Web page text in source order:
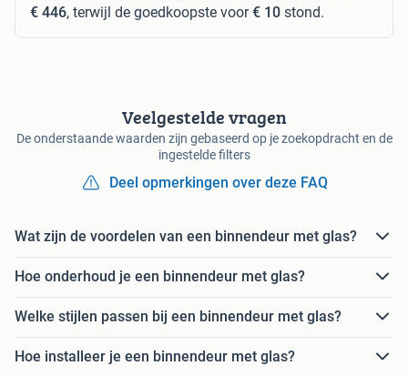
€ 446, terwijl de goedkoopste voor€ 10 stond.
Veelgestelde vragen
De onderstaande waarden zijn gebaseerd op je zoekopdracht en de
ingestelde filters
Deel opmerkingen over deze FAQ
Wat zijn de voordelen van een binnendeur met glas?
Hoe onderhoud je een binnendeur met glas?
Welke stijlen passen bij een binnendeur met glas?
Hoe installeer je een binnendeur met glas?